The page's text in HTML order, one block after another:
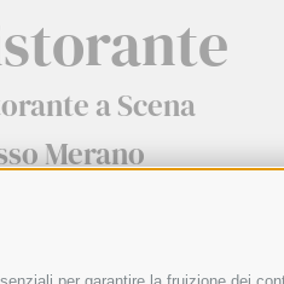
a Scena
Merano